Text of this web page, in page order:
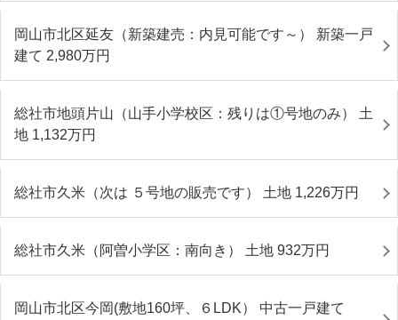
岡山市北区延友（新築建売：内見可能です～） 新築一戸
建て 2,980万円
総社市地頭片山（山手小学校区：残りは①号地のみ） 土
地 1,132万円
総社市久米（次は ５号地の販売です） 土地 1,226万円
総社市久米（阿曽小学区：南向き） 土地 932万円
岡山市北区今岡(敷地160坪、６LDK） 中古一戸建て